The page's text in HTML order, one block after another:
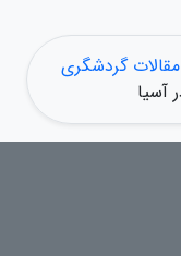
مقالات گردشگری